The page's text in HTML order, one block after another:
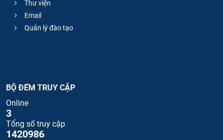
Thư viện
Email
Quản lý đào tạo
BỘ ĐẾM TRUY CẬP
Online
3
Tổng số truy cập
1420986